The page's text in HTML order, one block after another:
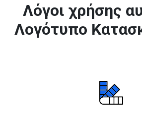
Λόγοι χρήσης
Λογότυπο